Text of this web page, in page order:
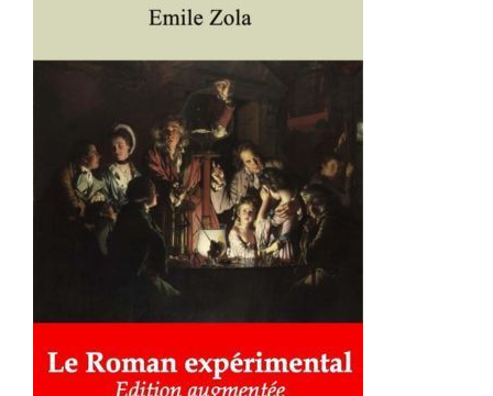
AJOUTER AU PANIER / DÉTAILS